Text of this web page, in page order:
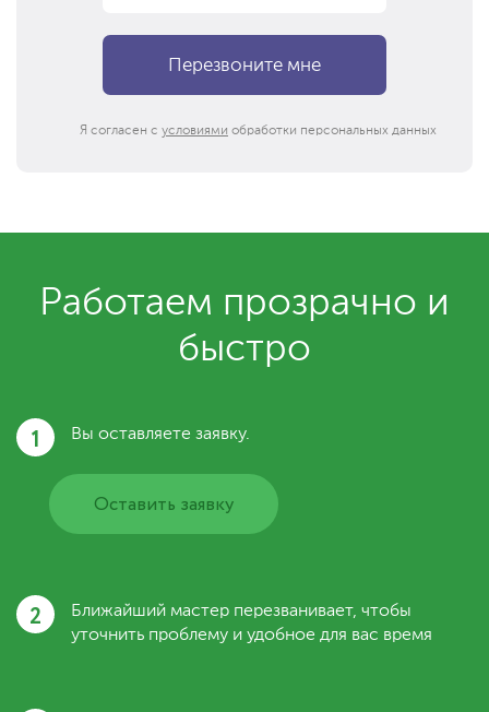
Я согласен с условиями обработки персональных данных
Работаем прозрачно и
быстро
1 Вы оставляете заявку.
Оставить заявку
2
Ближайший мастер перезванивает, чтобы
уточнить проблему и удобное для вас время